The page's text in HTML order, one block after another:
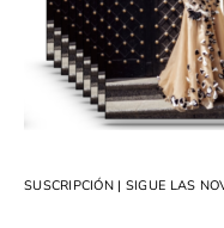
SUSCRIPCIÓN | SIGUE LAS